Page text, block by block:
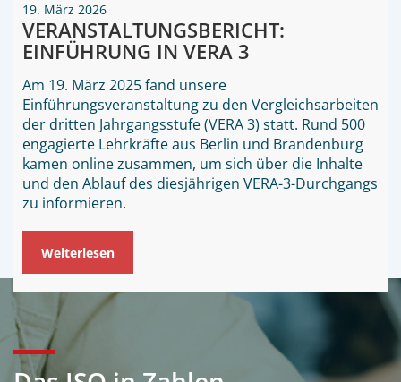
19. März 2026
VERANSTALTUNGSBERICHT:
EINFÜHRUNG IN VERA 3
Am 19. März 2025 fand unsere
Einführungsveranstaltung zu den Vergleichsarbeiten
der dritten Jahrgangsstufe (VERA 3) statt. Rund 500
engagierte Lehrkräfte aus Berlin und Brandenburg
kamen online zusammen, um sich über die Inhalte
und den Ablauf des diesjährigen VERA-3-Durchgangs
zu informieren.
Weiterlesen